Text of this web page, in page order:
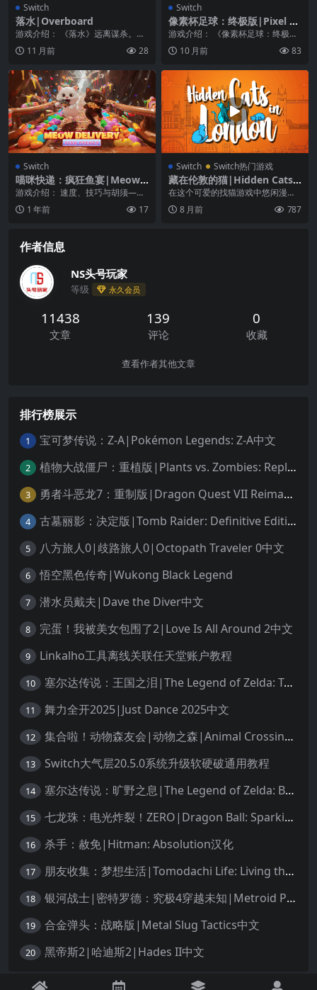
Switch
落水|Overboard
游戏介绍： 《落水》远离谋杀。高
度可重玩的侦探游戏，您就是其中
的一员。来自 80...
11 月前 28
Switch
像素杯足球：终极版|Pixel C
up Soccer: Ultimate Editio
游戏介绍： 《像素杯足球：终极
版》是一款休闲复古风格的足球游
戏，是对上一版的重大...
10 月前 83
Switch
喵咪快递：疯狂鱼宴|Meow
Delivery: Fish Frenz
游戏介绍： 速度、技巧与胡须——
你能掌握这场鱼跃狂潮吗？ 踏入奇
幻的 Meow ...
1 年前 17
Switch Switch热门游戏
藏在伦敦的猫|Hidden Cats i
n London
在这个可爱的找猫游戏中悠闲漫步
伦敦街头。 这是一款简短而愉快的
寻物游戏——找到所...
8 月前 787
作者信息
NS头号玩家
等级 永久会员
11438
文章
139
评论
0
收藏
查看作者其他文章
排行榜展示
1 宝可梦传说：Z-A|Pokémon Legends: Z-A中文
2 植物大战僵尸：重植版|Plants vs. Zombies: Replanted中文
3 勇者斗恶龙7：重制版|Dragon Quest VII Reimagined中文
4 古墓丽影：决定版|Tomb Raider: Definitive Edition中文
5 八方旅人0|歧路旅人0|Octopath Traveler 0中文
6 悟空黑色传奇|Wukong Black Legend
7 潜水员戴夫|Dave the Diver中文
8 完蛋！我被美女包围了2|Love Is All Around 2中文
9 Linkalho工具离线关联任天堂账户教程
10 塞尔达传说：王国之泪|The Legend of Zelda: Tears of the Kingdom中文
11 舞力全开2025|Just Dance 2025中文
12 集合啦！动物森友会|动物之森|Animal Crossing: New Horizons中文
13 Switch大气层20.5.0系统升级软硬破通用教程
14 塞尔达传说：旷野之息|The Legend of Zelda: Breath of the Wild中文
15 七龙珠：电光炸裂！ZERO|Dragon Ball: Sparking! Zero中文
16 杀手：赦免|Hitman: Absolution汉化
17 朋友收集：梦想生活|Tomodachi Life: Living the Dream中文
18 银河战士|密特罗德：究极4穿越未知|Metroid Prime 4: Beyond中文
19 合金弹头：战略版|Metal Slug Tactics中文
20 黑帝斯2|哈迪斯2|Hades II中文